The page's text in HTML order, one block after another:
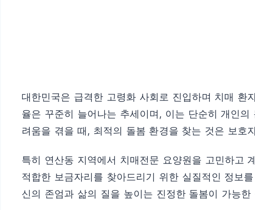
대한민국은 급격한 고령화 사회로 진입하며 치매
율은 꾸준히 늘어나는 추세이며, 이는 단순히 개인
려움을 겪을 때, 최적의 돌봄 환경을 찾는 것은 보호
특히 연산동 지역에서 치매전문 요양원을 고민하고
적합한 보금자리를 찾아드리기 위한 실질적인 정보
신의 존엄과 삶의 질을 높이는 진정한 돌봄이 가능